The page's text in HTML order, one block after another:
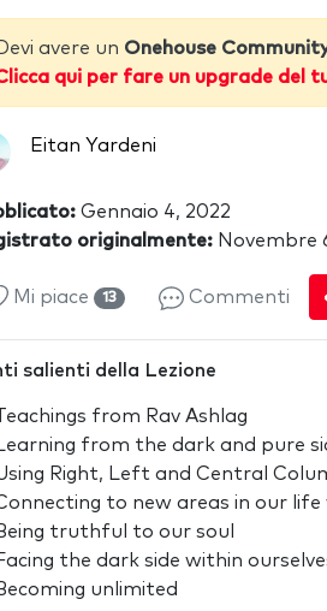
avere un Onehouse
qui per fare un upgrade del
Eitan Yardeni
Gennaio 4, 2022
originalmente: Novembre
Mi piace 13 Commenti
salienti della Lezione
from Rav Ashlag
from the dark and pure
Right, Left and Central
to new areas in our
truthful to our soul
the dark side within
unlimited